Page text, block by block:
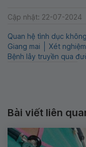
Cập nhật: 22-07-2024
Quan hệ tình dục
Giang mai
Xét
Bệnh lây truyền qua
Bài viết liên